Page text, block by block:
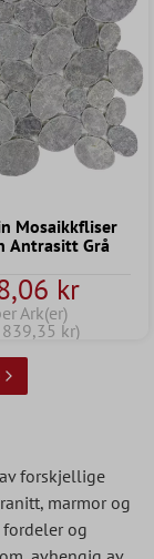
Mosaikkfliser
Antrasitt Grå
kr
Ark(er)
839,35 kr)
forskjellige
marmor og
og